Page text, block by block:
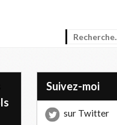
Suivez-moi
sur Twitter